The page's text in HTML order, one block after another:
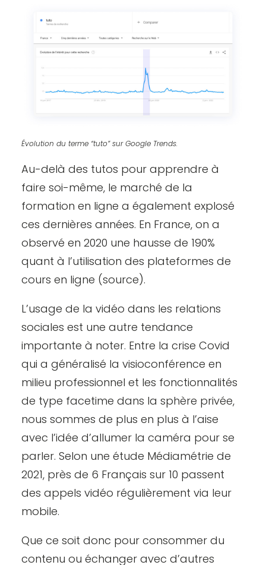
Évolution du terme “tuto” sur Google Trends.
Au-delà des tutos pour apprendre à
faire soi-même, le marché de la
formation en ligne a également explosé
ces dernières années. En France, on a
observé en 2020 une hausse de 190%
quant à l’utilisation des plateformes de
cours en ligne (source).
L’usage de la vidéo dans les relations
sociales est une autre tendance
importante à noter. Entre la crise Covid
qui a généralisé la visioconférence en
milieu professionnel et les fonctionnalités
de type facetime dans la sphère privée,
nous sommes de plus en plus à l’aise
avec l’idée d’allumer la caméra pour se
parler. Selon une étude Médiamétrie de
2021, près de 6 Français sur 10 passent
des appels vidéo régulièrement via leur
mobile.
Que ce soit donc pour consommer du
contenu ou échanger avec d’autres